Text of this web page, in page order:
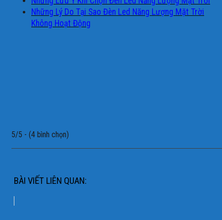
Những Lý Do Tại Sao Đèn Led Năng Lượng Mặt Trời
Không Hoạt Động
5/5 - (4 bình chọn)
BÀI VIẾT LIÊN QUAN: